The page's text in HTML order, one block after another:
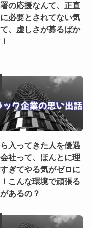
の応援なんて、正直
必要とされてない気
、虚しさが募るばか
入ってきた人を優遇
社って、ほんとに理
ぎてやる気がゼロに
こんな環境で頑張る
あるの？